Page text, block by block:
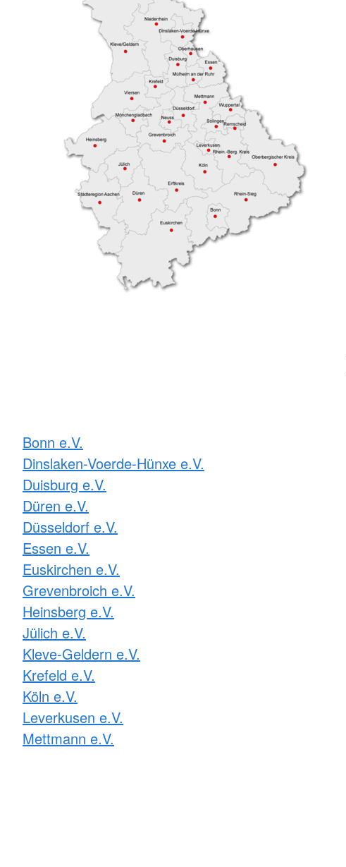
Bonn e.V.
Dinslaken-Voerde-Hünxe e.V.
Duisburg e.V.
Düren e.V.
Düsseldorf e.V.
Essen e.V.
Euskirchen e.V.
Grevenbroich e.V.
Heinsberg e.V.
Jülich e.V.
Kleve-Geldern e.V.
Krefeld e.V.
Köln e.V.
Leverkusen e.V.
Mettmann e.V.